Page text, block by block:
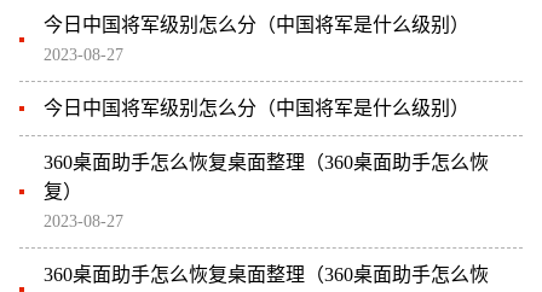
今日中国将军级别怎么分（中国将军是什么级别）
2023-08-27
今日中国将军级别怎么分（中国将军是什么级别）
360桌面助手怎么恢复桌面整理（360桌面助手怎么恢
复）
2023-08-27
360桌面助手怎么恢复桌面整理（360桌面助手怎么恢